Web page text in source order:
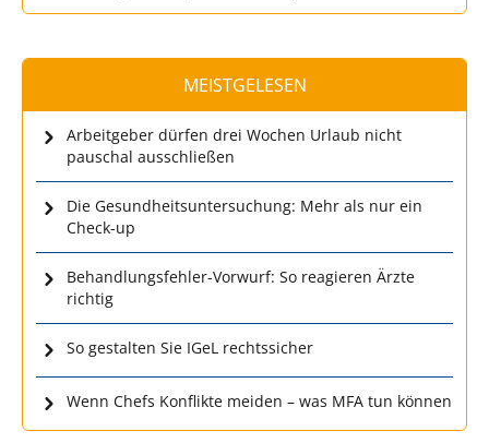
MEISTGELESEN
Arbeitgeber dürfen drei Wochen Urlaub nicht
pauschal ausschließen
Die Gesundheitsuntersuchung: Mehr als nur ein
Check-up
Behandlungsfehler-Vorwurf: So reagieren Ärzte
richtig
So gestalten Sie IGeL rechtssicher
Wenn Chefs Konflikte meiden – was MFA tun können